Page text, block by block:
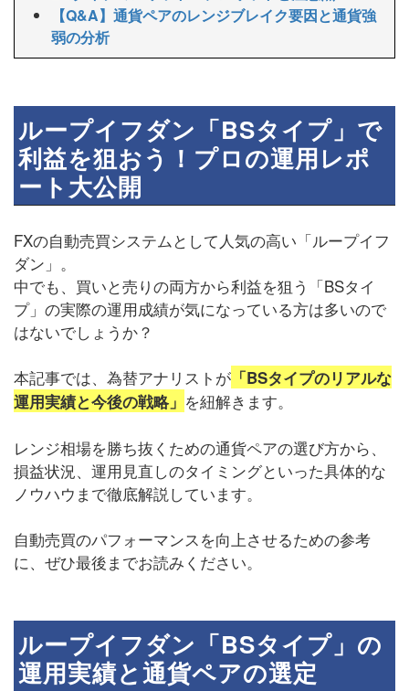
【Q&A】通貨ペアのレンジブレイク要因と通貨強
弱の分析
ループイフダン「BSタイプ」で
利益を狙おう！プロの運用レポ
ート大公開
FXの自動売買システムとして人気の高い「ループイフ
ダン」。
中でも、買いと売りの両方から利益を狙う「BSタイ
プ」の実際の運用成績が気になっている方は多いので
はないでしょうか？
本記事では、為替アナリストが 「BSタイプのリアルな
運用実績と今後の戦略」 を紐解きます。
レンジ相場を勝ち抜くための通貨ペアの選び方から、
損益状況、運用見直しのタイミングといった具体的な
ノウハウまで徹底解説しています。
自動売買のパフォーマンスを向上させるための参考
に、ぜひ最後までお読みください。
ループイフダン「BSタイプ」の
運用実績と通貨ペアの選定